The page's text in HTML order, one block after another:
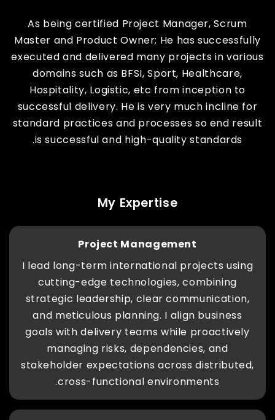
As being certified Project Manager, Scrum
Master and Product Owner; He has successfully
executed and delivered many projects in various
domains such as BFSI, Sport, Healthcare,
Hospitality, Logistic, etc from inception to
successful delivery. He is very much incline for
standard practices and processes so end result
is successful and high-quality standards.
My Expertise
Project Management
I lead long-term international projects using
cutting-edge technologies, combining
strategic leadership, clear communication,
and meticulous planning. I align business
goals with delivery teams while proactively
managing risks, dependencies, and
stakeholder expectations across distributed,
cross-functional environments.